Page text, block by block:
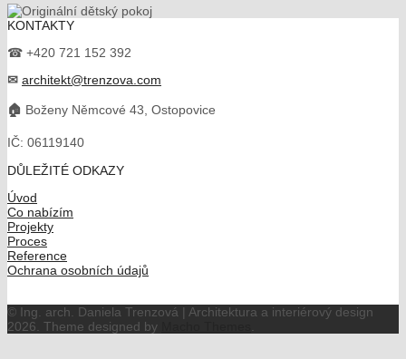
KONTAKTY
☎ +420 721 152 392
✉ architekt@trenzova.com
🏠 Boženy Němcové 43, Ostopovice
IČ: 06119140
DŮLEŽITÉ ODKAZY
Úvod
Co nabízím
Projekty
Proces
Reference
Ochrana osobních údajů
© Ing. arch. Daniela Trenzová | Architektura a interiérový design
2026. Theme designed by .